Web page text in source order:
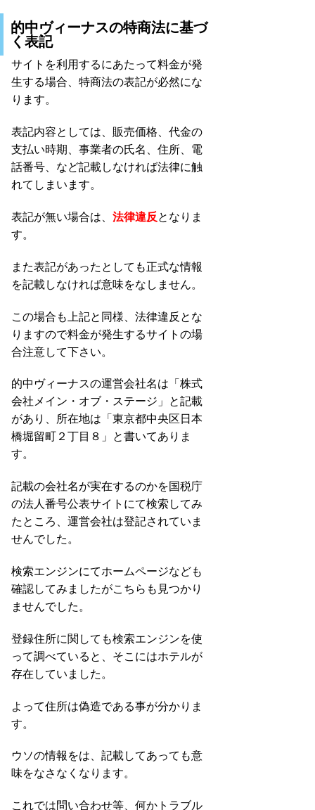
的中ヴィーナスの特商法に基づ
く表記
サイトを利用するにあたって料金が発
生する場合、特商法の表記が必然にな
ります。
表記内容としては、販売価格、代金の
支払い時期、事業者の氏名、住所、電
話番号、など記載しなければ法律に触
れてしまいます。
表記が無い場合は、 法律違反 となりま
す。
また表記があったとしても正式な情報
を記載しなければ意味をなしません。
この場合も上記と同様、法律違反とな
りますので料金が発生するサイトの場
合注意して下さい。
的中ヴィーナスの運営会社名は「株式
会社メイン・オブ・ステージ」と記載
があり、所在地は「東京都中央区日本
橋堀留町２丁目８」と書いてありま
す。
記載の会社名が実在するのかを国税庁
の法人番号公表サイトにて検索してみ
たところ、運営会社は登記されていま
せんでした。
検索エンジンにてホームページなども
確認してみましたがこちらも見つかり
ませんでした。
登録住所に関しても検索エンジンを使
って調べていると、そこにはホテルが
存在していました。
よって住所は偽造である事が分かりま
す。
ウソの情報をは、記載してあっても意
味をなさなくなります。
これでは問い合わせ等、何かトラブル